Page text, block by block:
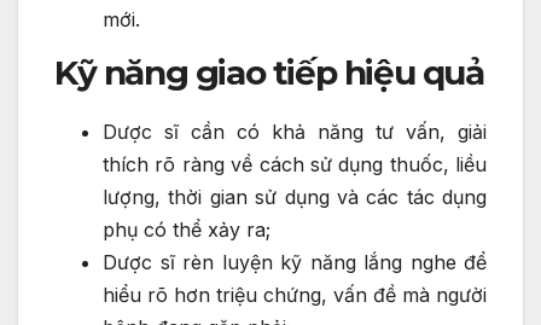
mới.
Kỹ năng giao tiếp hiệu quả
Dược sĩ cần có khả năng tư vấn, giải
thích rõ ràng về cách sử dụng thuốc, liều
lượng, thời gian sử dụng và các tác dụng
phụ có thể xảy ra;
Dược sĩ rèn luyện kỹ năng lắng nghe để
hiểu rõ hơn triệu chứng, vấn đề mà người